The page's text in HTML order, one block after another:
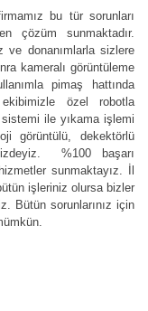
bu tür sorunları
çözüm sunmaktadır.
donanımlarla sizlere
kameralı görüntüleme
pimaş hattında
özel robotla
ile yıkama işlemi
görüntülü, dekektörlü
%100 başarı
sunmaktayız. İl
işleriniz olursa bizler
Bütün sorunlarınız için